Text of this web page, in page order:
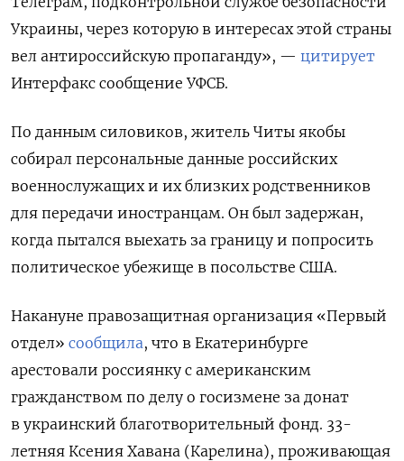
Украины, через которую в интересах этой страны
вел антироссийскую пропаганду», — цитирует
Интерфакс сообщение УФСБ.
По данным силовиков, житель Читы якобы
собирал персональные данные российских
военнослужащих и их близких родственников
для передачи иностранцам. Он был задержан,
когда пытался выехать за границу и попросить
политическое убежище в посольстве США.
Накануне правозащитная организация «Первый
отдел» сообщила, что в Екатеринбурге
арестовали россиянку с американским
гражданством по делу о госизмене за донат
в украинский благотворительный фонд. 33-
летняя Ксения Хавана (Карелина), проживающая